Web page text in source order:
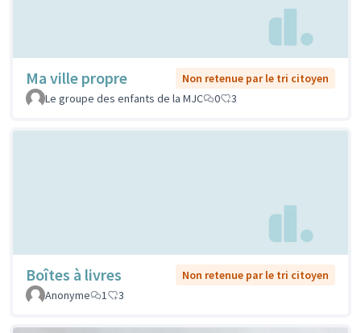
Ma ville propre
Non retenue par le tri citoyen
Le groupe des enfants de la MJC
0 3
Boîtes à livres
Non retenue par le tri citoyen
Anonyme
1 3